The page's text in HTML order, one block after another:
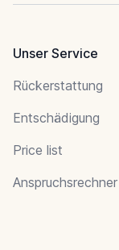
Unser Service
Rückerstattung
Entschädigung
Price list
Anspruchsrechner